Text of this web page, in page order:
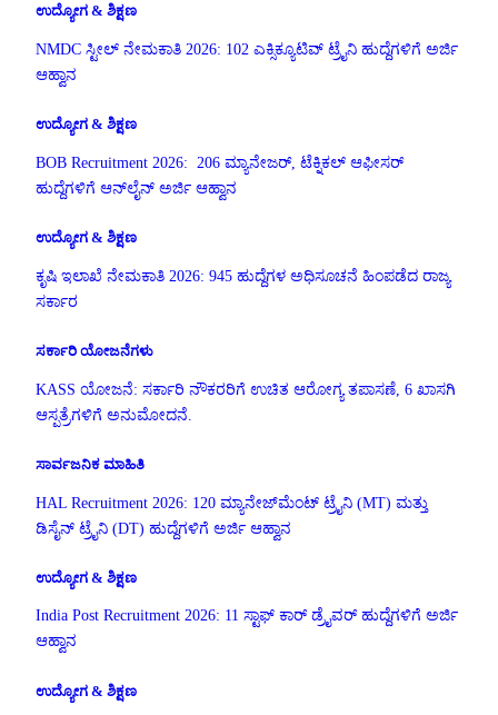
ಉದ್ಯೋಗ & ಶಿಕ್ಷಣ
NMDC ಸ್ಟೀಲ್ ನೇಮಕಾತಿ 2026: 102 ಎಕ್ಸಿಕ್ಯೂಟಿವ್ ಟ್ರೈನಿ ಹುದ್ದೆಗಳಿಗೆ ಅರ್ಜಿ
ಆಹ್ವಾನ
ಉದ್ಯೋಗ & ಶಿಕ್ಷಣ
BOB Recruitment 2026: 206 ಮ್ಯಾನೇಜರ್, ಟೆಕ್ನಿಕಲ್ ಆಫೀಸರ್
ಹುದ್ದೆಗಳಿಗೆ ಆನ್‌ಲೈನ್ ಅರ್ಜಿ ಆಹ್ವಾನ
ಉದ್ಯೋಗ & ಶಿಕ್ಷಣ
ಕೃಷಿ ಇಲಾಖೆ ನೇಮಕಾತಿ 2026: 945 ಹುದ್ದೆಗಳ ಅಧಿಸೂಚನೆ ಹಿಂಪಡೆದ ರಾಜ್ಯ
ಸರ್ಕಾರ
ಸರ್ಕಾರಿ ಯೋಜನೆಗಳು
KASS ಯೋಜನೆ: ಸರ್ಕಾರಿ ನೌಕರರಿಗೆ ಉಚಿತ ಆರೋಗ್ಯ ತಪಾಸಣೆ, 6 ಖಾಸಗಿ
ಆಸ್ಪತ್ರೆಗಳಿಗೆ ಅನುಮೋದನೆ.
ಸಾರ್ವಜನಿಕ ಮಾಹಿತಿ
HAL Recruitment 2026: 120 ಮ್ಯಾನೇಜ್‌ಮೆಂಟ್ ಟ್ರೈನಿ (MT) ಮತ್ತು
ಡಿಸೈನ್ ಟ್ರೈನಿ (DT) ಹುದ್ದೆಗಳಿಗೆ ಅರ್ಜಿ ಆಹ್ವಾನ
ಉದ್ಯೋಗ & ಶಿಕ್ಷಣ
India Post Recruitment 2026: 11 ಸ್ಟಾಫ್ ಕಾರ್ ಡ್ರೈವರ್ ಹುದ್ದೆಗಳಿಗೆ ಅರ್ಜಿ
ಆಹ್ವಾನ
ಉದ್ಯೋಗ & ಶಿಕ್ಷಣ